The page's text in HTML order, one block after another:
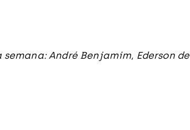
André Benjamim, Ederson de